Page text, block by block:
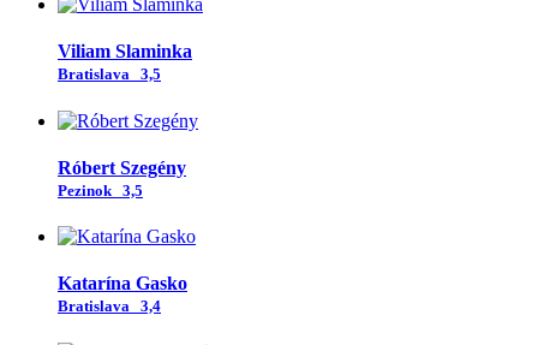
Viliam Slaminka
Bratislava 3,5
Róbert Szegény
Pezinok 3,5
Katarína Gasko
Bratislava 3,4